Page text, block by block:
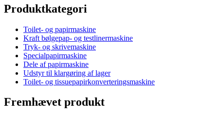
Produktkategori
Toilet- og papirmaskine
Kraft bølgepap- og testlinermaskine
Tryk- og skrivemaskine
Specialpapirmaskine
Dele af papirmaskine
Udstyr til klargøring af lager
Toilet- og tissuepapirkonverteringsmaskine
Fremhævet produkt